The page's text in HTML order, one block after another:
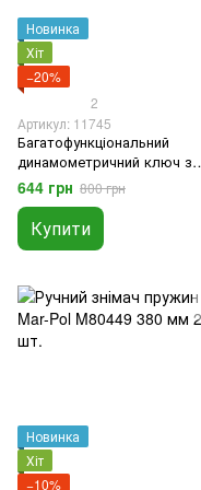
Новинка
Хіт
−20%
2
Артикул: 11745
Багатофункціональний
динамометричний ключ з
тріскачкою 11745
644 грн 800 грн
Купити
Новинка
Хіт
−10%